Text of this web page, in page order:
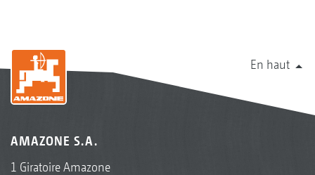
En haut
AMAZONE S.A.
1 Giratoire Amazone